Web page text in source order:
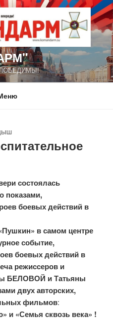
состоялась
показами,
боевых действий в
в самом центре
событие,
боевых действий в
режиссеров и
БЕЛОВОЙ и Татьяны
двух авторских,
фильмов:
и «Семья сквозь века» !